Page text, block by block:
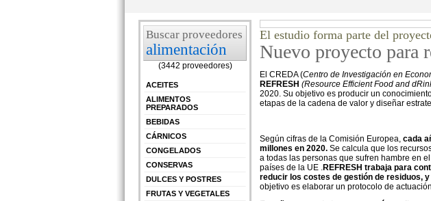
Buscar proveedores
alimentación
(3442 proveedores)
ACEITES
ALIMENTOS
PREPARADOS
BEBIDAS
CÁRNICOS
CONGELADOS
CONSERVAS
DULCES Y POSTRES
FRUTAS Y VEGETALES
El estudio forma parte del
Nuevo proyecto para
El CREDA (Centro de Investigación en
REFRESH (Resource Efficient Food and
2020. Su objetivo es producir un
etapas de la cadena de valor y diseñar
Según cifras de la Comisión Europea, cada
millones en 2020. Se calcula que los
a todas las personas que sufren hambre en
países de la UE .REFRESH trabaja para
reducir los costes de gestión de residuos,
objetivo es elaborar un protocolo de